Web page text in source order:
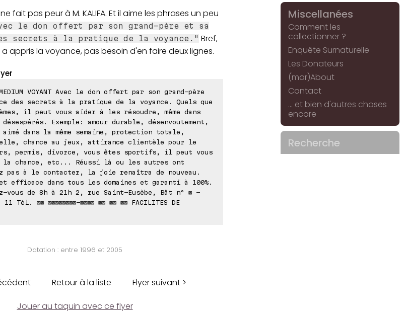
fait pas peur à M. KALIFA. Et il aime les phrases un peu
le don offert par son grand-père et sa
secrets à la pratique de la voyance." Bref,
appris la voyance, pas besoin d'en faire deux lignes.
VOYANT Avec le don offert par son grand-père
des secrets à la pratique de la voyance. Quels que
il peut vous aider à les résoudre, même dans
Exemple: amour durable, désenvoutement,
dans la même semaine, protection totale,
chance au jeux, attirance clientèle pour le
permis, divorce, vous êtes sportifs, il peut vous
la chance, etc... Réussi là ou les autres ont
pas à le contacter, la joie renaîtra de nouveau.
efficace dans tous les domaines et garanti à 100%.
vous de 8h à 21h 2, rue Saint-Eusèbe, Bât n° ⊠ -
11 Tél. ⊠⊠ ⊠⊠⊠⊠⊠⊠⊠⊠-⊠⊠⊠⊠ ⊠⊠ ⊠⊠ ⊠⊠ FACILITES DE
Datation : entre 1996 et 2005
Retour à la liste Flyer suivant >
Jouer au taquin avec ce flyer
Miscellanées
Comment les
collectionner ?
Enquête Surnaturelle
Les Donateurs
(mar)About
Contact
... et bien d'autres choses
encore
Recherche